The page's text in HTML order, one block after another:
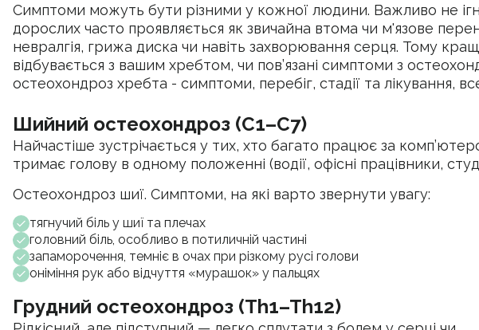
Симптоми можуть бути різними у кожної людини. Важливо не
дорослих часто проявляється як звичайна втома чи м'язове
невралгія, грижа диска чи навіть захворювання серця. Тому
відбувається з вашим хребтом, чи пов’язані симптоми з
остеохондроз хребта - симптоми, перебіг, стадії та лікування,
Шийний остеохондроз (C1–C7)
Найчастіше зустрічається у тих, хто багато працює за
тримає голову в одному положенні (водії, офісні працівники,
Остеохондроз шиї. Симптоми, на які варто звернути увагу:
тягнучий біль у шиї та плечах
головний біль, особливо в потиличній частині
запаморочення, темніє в очах при різкому русі голови
оніміння рук або відчуття «мурашок» у пальцях
Грудний остеохондроз (Th1–Th12)